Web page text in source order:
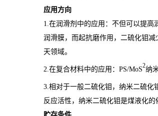
应用方向
1.在润滑剂中的应用：不但可以提
润滑膜，而起抗磨作用，二硫化钼
天领域。
2.在复合材料中的应用：PS/MoS2纳
3.相对于一般二硫化钼，纳米二硫化
反应活性，纳米二硫化钼是煤液化的